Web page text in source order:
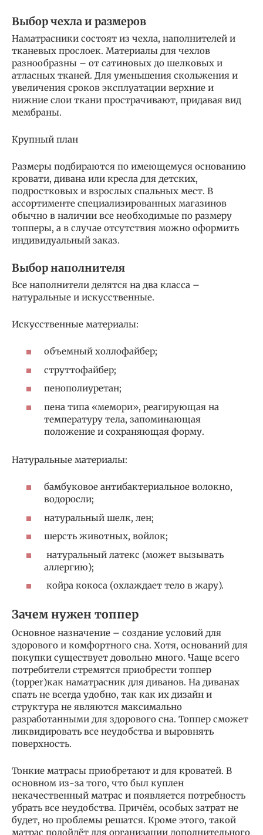
Выбор чехла и размеров
Наматрасники состоят из чехла, наполнителей и
тканевых прослоек. Материалы для чехлов
разнообразны – от сатиновых до шелковых и
атласных тканей. Для уменьшения скольжения и
увеличения сроков эксплуатации верхние и
нижние слои ткани прострачивают, придавая вид
мембраны.
Крупный план
Размеры подбираются по имеющемуся основанию
кровати, дивана или кресла для детских,
подростковых и взрослых спальных мест. В
ассортименте специализированных магазинов
обычно в наличии все необходимые по размеру
топперы, а в случае отсутствия можно оформить
индивидуальный заказ.
Выбор наполнителя
Все наполнители делятся на два класса –
натуральные и искусственные.
Искусственные материалы:
объемный холлофайбер;
струттофайбер;
пенополиуретан;
пена типа «мемори», реагирующая на
температуру тела, запоминающая
положение и сохраняющая форму.
Натуральные материалы:
бамбуковое антибактериальное волокно,
водоросли;
натуральный шелк, лен;
шерсть животных, войлок;
натуральный латекс (может вызывать
аллергию);
койра кокоса (охлаждает тело в жару).
Зачем нужен топпер
Основное назначение – создание условий для
здорового и комфортного сна. Хотя, оснований для
покупки существует довольно много. Чаще всего
потребители стремятся приобрести топпер
(topper)как наматрасник для диванов. На диванах
спать не всегда удобно, так как их дизайн и
структура не являются максимально
разработанными для здорового сна. Топпер сможет
ликвидировать все неудобства и выровнять
поверхность.
Тонкие матрасы приобретают и для кроватей. В
основном из-за того, что был куплен
некачественный матрас и появляется потребность
убрать все неудобства. Причём, особых затрат не
будет, но проблемы решатся. Кроме этого, такой
матрас подойдёт для организации дополнительного